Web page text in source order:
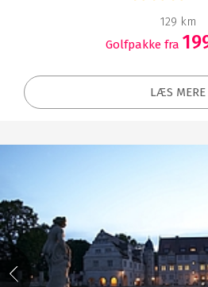
129 km
Golfpakke fra
LÆS MERE